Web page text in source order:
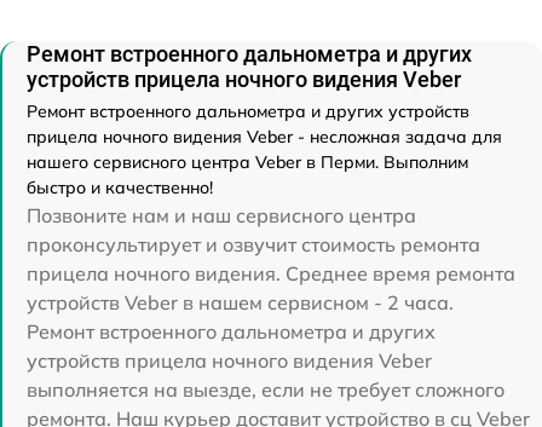
Ремонт встроенного дальнометра и других
устройств прицела ночного видения Veber
Ремонт встроенного дальнометра и других устройств
прицела ночного видения Veber - несложная задача для
нашего сервисного центра Veber в Перми. Выполним
быстро и качественно!
Позвоните нам и наш сервисного центра
проконсультирует и озвучит стоимость ремонта
прицела ночного видения. Среднее время ремонта
устройств Veber в нашем сервисном - 2 часа.
Ремонт встроенного дальнометра и других
устройств прицела ночного видения Veber
выполняется на выезде, если не требует сложного
ремонта. Наш курьер доставит устройство в сц Veber